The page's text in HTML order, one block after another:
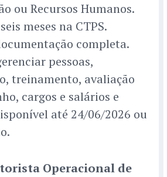
ou Recursos Humanos.
meses na CTPS.
completa.
pessoas,
treinamento, avaliação
cargos e salários e
até 24/06/2026 ou
Operacional de